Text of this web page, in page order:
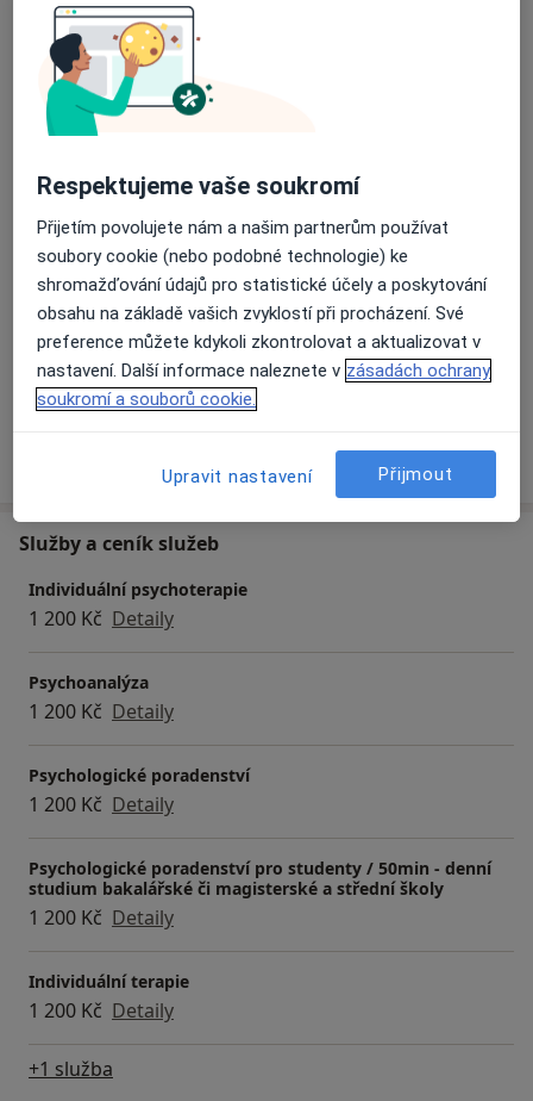
zkušenosti ze stáží v Národním ústavu duševního
zdraví, ve stacionáři Horní Palata při VFN a v Nemocnici
Na Homolce. Dosud jsem absolvoval přibližně 800
hodin sebezkušenosti a za sebou mám již více než
1000 hodin odvedených terapeutických sezení.
Psychoanalýza
Odborník na:
Poradenská psychologie
Psychosomatika
Hlavní léčená onemocnění
Deprese Vztahová krize
Emoční poruchy
Emocionální bolest
Generalizované úzkostné poruchy
+10
Pacienti, které ošetřuji
Dospělí
o zkušenostech
Služby a ceník služeb
Individuální psychoterapie
1 200 Kč Detaily
Psychoanalýza
1 200 Kč Detaily
Psychologické poradenství
1 200 Kč Detaily
Psychologické poradenství pro studenty / 50min - denní
studium bakalářské či magisterské a střední školy
1 200 Kč Detaily
Individuální terapie
1 200 Kč Detaily
+1 služba
Respektujeme vaše soukromí
Přijetím povolujete nám a našim partnerům používat
soubory cookie (nebo podobné technologie) ke
shromažďování údajů pro statistické účely a poskytování
obsahu na základě vašich zvyklostí při procházení. Své
preference můžete kdykoli zkontrolovat a aktualizovat v
nastavení. Další informace naleznete v zásadách ochrany
soukromí a souborů cookie.
Upravit nastavení Přijmout